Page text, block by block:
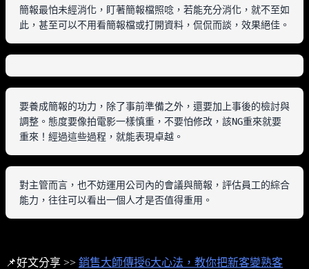
簡報最怕未經消化，盯著簡報檔照唸，若能充分消化，就不至如
此，甚至可以不用看簡報檔或打開資料，侃侃而談，效果絕佳。
要養成簡報的功力，除了事前準備之外，還要加上事後的檢討與
調整。態度要像拍電影一樣慎重，不要怕修改，該NG重來就要
對主管而言，也不妨運用公司內的會議與簡報，評估員工的綜合
能力，往往可以看出一個人才是否值得重用。
📌好文分享 >> 銷售大師傳授6大心法，教你把新客變熟客